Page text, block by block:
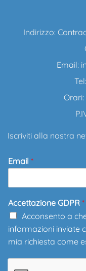
Indirizzo:
Email:
Orari:
Iscriviti alla nostra
Email *
Accettazione GDPR *
Acconsento a
informazioni inviate
mia richiesta come